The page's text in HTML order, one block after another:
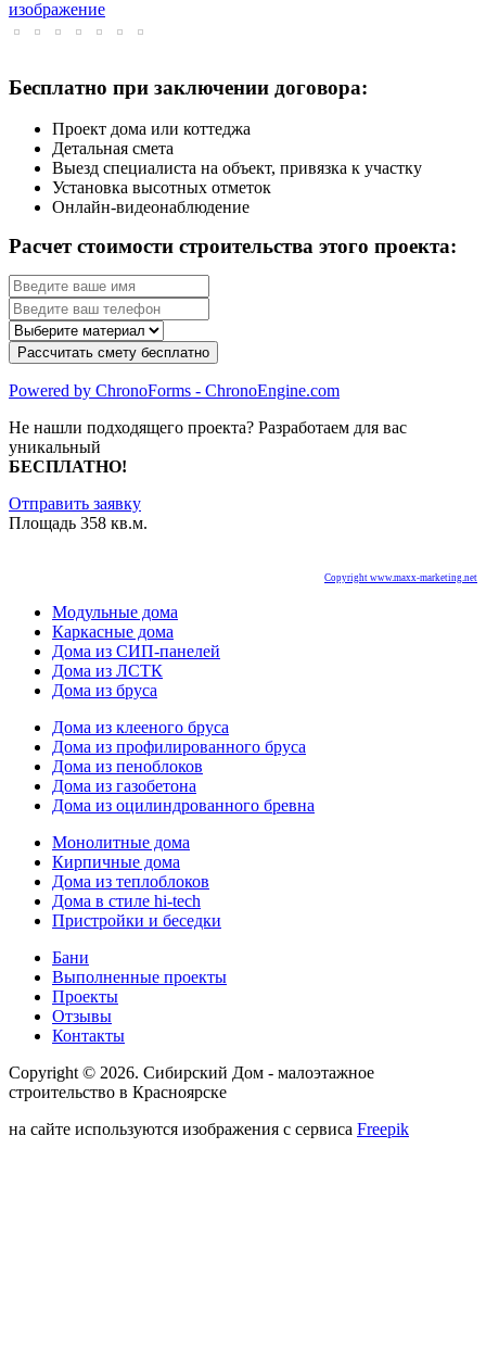
изображение
Бесплатно при заключении договора:
Проект дома или коттеджа
Детальная смета
Выезд специалиста на объект, привязка к участку
Установка высотных отметок
Онлайн-видеонаблюдение
Расчет стоимости строительства этого проекта:
Powered by ChronoForms - ChronoEngine.com
Не нашли подходящего проекта? Разработаем для вас
уникальный
БЕСПЛАТНО!
Отправить заявку
Площадь 358 кв.м.
Copyright www.maxx-marketing.net
Модульные дома
Каркасные дома
Дома из СИП-панелей
Дома из ЛСТК
Дома из бруса
Дома из клееного бруса
Дома из профилированного бруса
Дома из пеноблоков
Дома из газобетона
Дома из оцилиндрованного бревна
Монолитные дома
Кирпичные дома
Дома из теплоблоков
Дома в стиле hi-tech
Пристройки и беседки
Бани
Выполненные проекты
Проекты
Отзывы
Контакты
Copyright © 2026. Сибирский Дом - малоэтажное
строительство в Красноярске
на сайте используются изображения с сервиса Freepik